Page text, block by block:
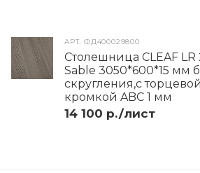
АРТ.ФД400029800
Столешница CLEAF LR
Sable 3050*600*15 мм
скругления,с торцевой
кромкой ABC 1 мм
14 100 р./лист